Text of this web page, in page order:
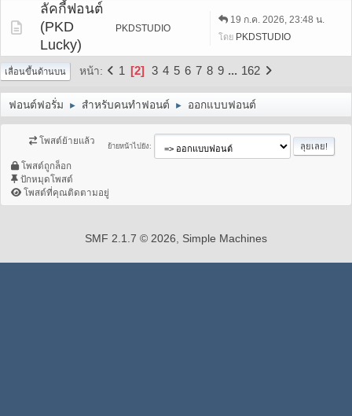
ลัคกี้ฟอนต์
(PKD
Lucky)
PKDSTUDIO
19 ก.ค. 2026, 23:48 น.
โดย PKDSTUDIO
เลื่อนขึ้นด้านบน หน้า 1 2 3 4 5 6 7 8 9 ... 162
ฟอนต์ฟอรั่ม ► สำหรับคนทำฟอนต์ ► ออกแบบฟอนต์
ย้ายหน้าไปยัง
โพสต์ย้ายแล้ว
โพสต์ถูกล็อก
ปักหมุดโพสต์
โพสต์ที่คุณติดตามอยู่
SMF 2.1.7 © 2026 Simple Machines